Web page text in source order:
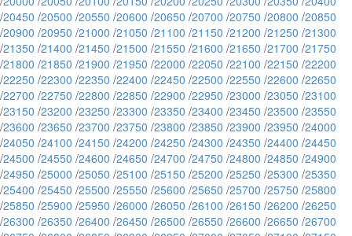
/20450 /20500 /20550 /20600 /20650 /20700 /20750 /20800 /20850
/20900 /20950 /21000 /21050 /21100 /21150 /21200 /21250 /21300
/21350 /21400 /21450 /21500 /21550 /21600 /21650 /21700 /21750
/21800 /21850 /21900 /21950 /22000 /22050 /22100 /22150 /22200
/22250 /22300 /22350 /22400 /22450 /22500 /22550 /22600 /22650
/22700 /22750 /22800 /22850 /22900 /22950 /23000 /23050 /23100
/23150 /23200 /23250 /23300 /23350 /23400 /23450 /23500 /23550
/23600 /23650 /23700 /23750 /23800 /23850 /23900 /23950 /24000
/24050 /24100 /24150 /24200 /24250 /24300 /24350 /24400 /24450
/24500 /24550 /24600 /24650 /24700 /24750 /24800 /24850 /24900
/24950 /25000 /25050 /25100 /25150 /25200 /25250 /25300 /25350
/25400 /25450 /25500 /25550 /25600 /25650 /25700 /25750 /25800
/25850 /25900 /25950 /26000 /26050 /26100 /26150 /26200 /26250
/26300 /26350 /26400 /26450 /26500 /26550 /26600 /26650 /26700